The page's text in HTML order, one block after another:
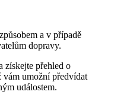
a v případě
dopravy.
získejte přehled o
vám umožní předvídat
událostem.